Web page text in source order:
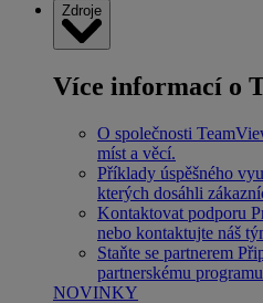
Zdroje
Více informací o
O společnosti
míst a věcí.
Příklady úspěšného
kterých dosáhli
Kontaktovat podporu
nebo kontaktujte náš
Staňte se partnerem
partnerskému
NOVINKY